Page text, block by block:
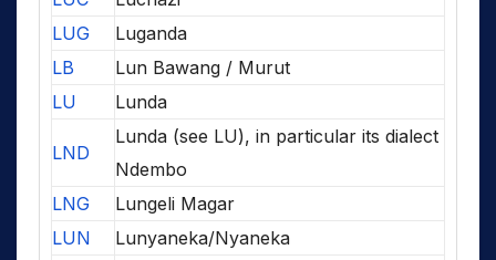
LUG
Luganda
LB
Lun Bawang / Murut
LU
Lunda
LND
Lunda (see LU), in particular its dialect
Ndembo
LNG
Lungeli Magar
LUN
Lunyaneka/Nyaneka